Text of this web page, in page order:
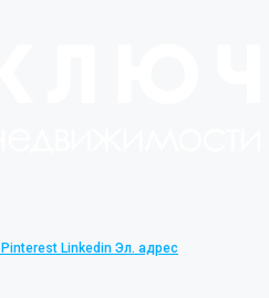
Pinterest Linkedin Эл. адрес